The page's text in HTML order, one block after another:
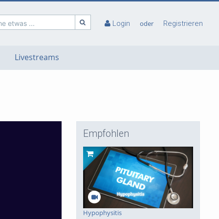
etwas ... Login oder Registrieren
Livestreams
Empfohlen
Hypophysitis